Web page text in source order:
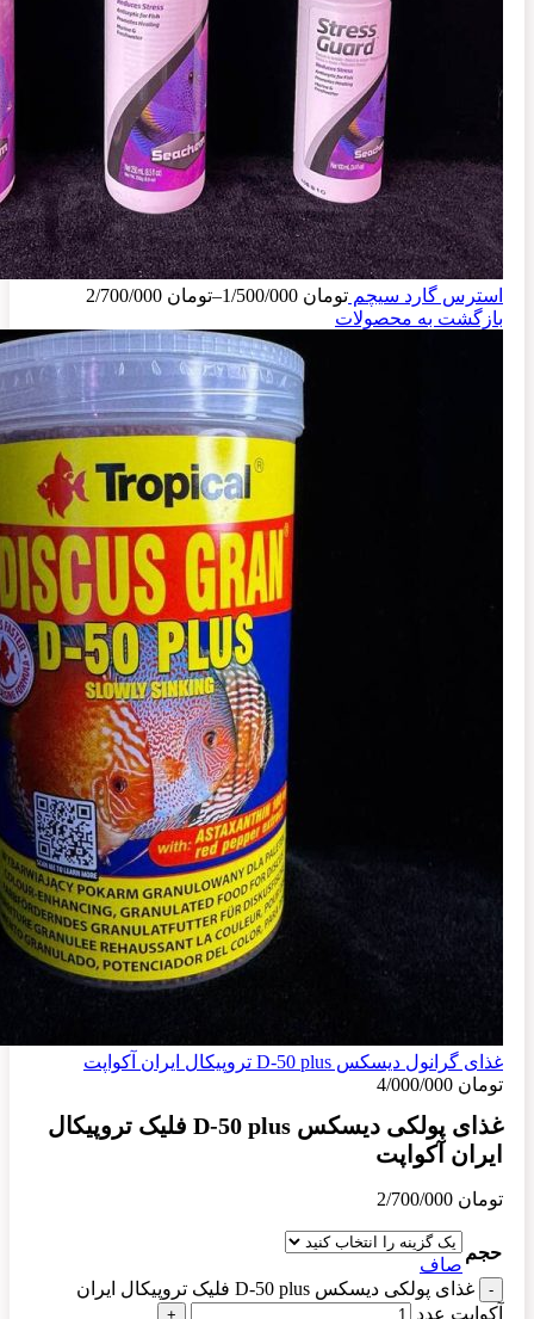
استرس گارد سیچم تومان –تومان
بازگشت به محصولات
غذای گرانول دیسکس D-50 plus تروپیکال ایران آکواپت
تومان
غذای پولکی دیسکس D-50 plus فلیک تروپیکال
ایران آکواپت
تومان
حجم
صاف
غذای پولکی دیسکس D-50 plus فلیک تروپیکال ایران
آکواپت عدد